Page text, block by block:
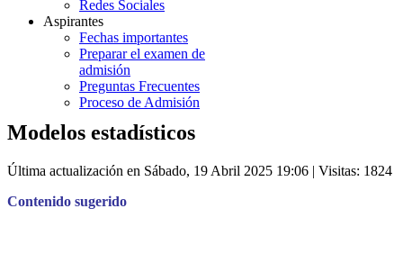
Redes Sociales
Aspirantes
Fechas importantes
Preparar el examen de
admisión
Preguntas Frecuentes
Proceso de Admisión
Modelos estadísticos
Última actualización en Sábado, 19 Abril 2025 19:06 | Visitas: 1824
Contenido sugerido